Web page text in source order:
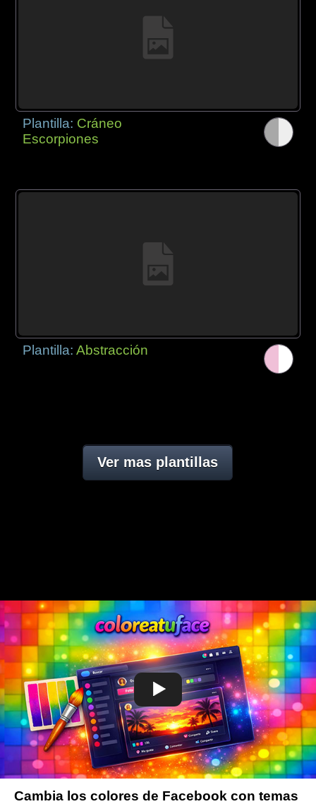
Plantilla: Cráneo
Escorpiones
Plantilla:Abstracción
Ver mas plantillas
Cambia los colores de Facebook con temas